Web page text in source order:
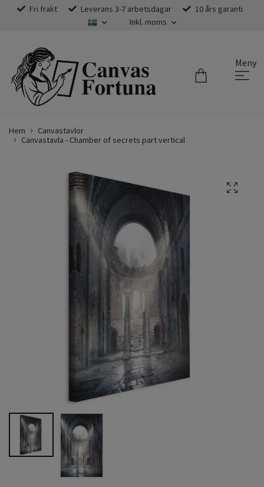
Fri frakt Leverans 3-7 arbetsdagar
10 års garanti
Inkl. moms
Meny
Hem
Canvastavlor
Canvastavla - Chamber of secrets part vertical